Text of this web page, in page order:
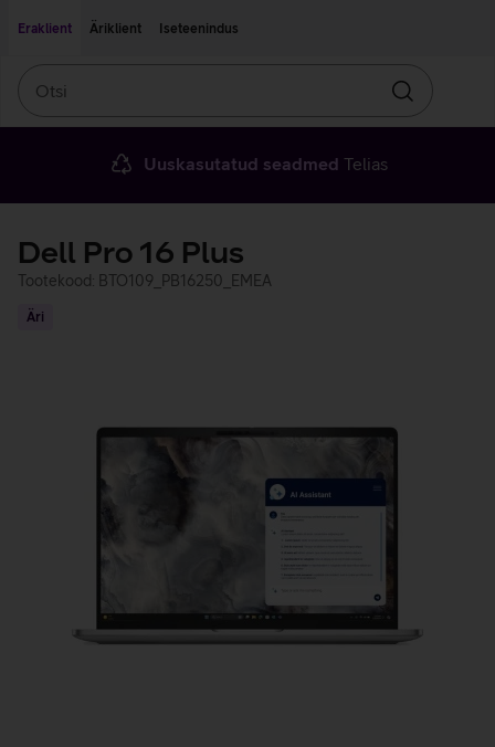
Eraklient
Äriklient Iseteenindus
Otsin
Uuskasutatud seadmed Telias
Dell Pro 16 Plus
Tootekood: BTO109_PB16250_EMEA
Äri